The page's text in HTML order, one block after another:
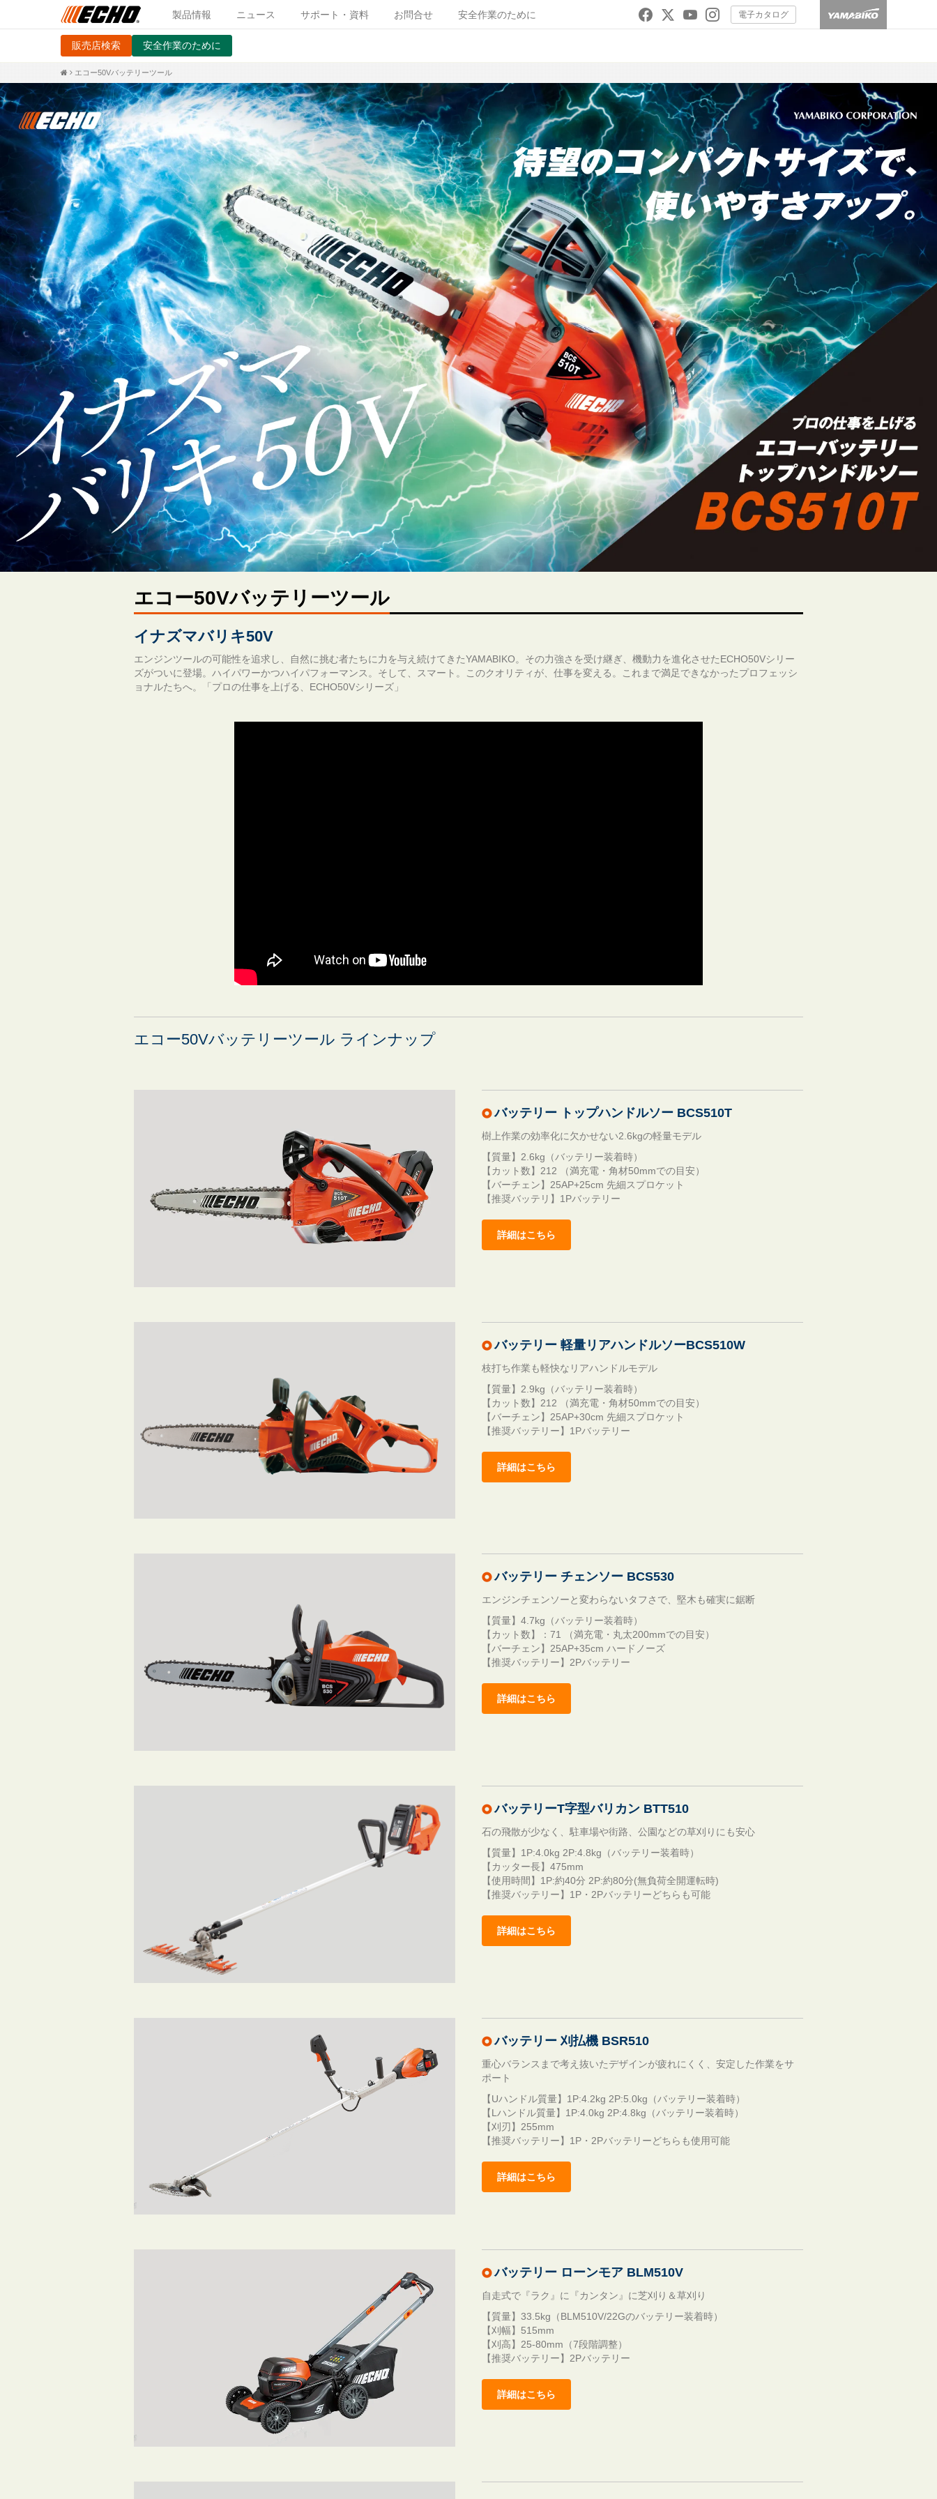
製品情報 ニュース サポート・資料 お問合せ 安全作業のために 電子カタログ
販売店検索 安全作業のために
エコー50Vバッテリーツール
エコー50Vバッテリーツール
イナズマバリキ50V
エンジンツールの可能性を追求し、自然に挑む者たちに力を与え続けてきたYAMABIKO。その力強さを受け継ぎ、機動力を進化させたECHO50Vシリー
ズがついに登場。ハイパワーかつハイパフォーマンス。そして、スマート。このクオリティが、仕事を変える。これまで満足できなかったプロフェッシ
ョナルたちへ。「プロの仕事を上げる、ECHO50Vシリーズ」
エコー50Vバッテリーツール ラインナップ
バッテリー トップハンドルソー BCS510T
樹上作業の効率化に欠かせない2.6kgの軽量モデル
【質量】2.6kg（バッテリー装着時）
【カット数】212 （満充電・角材50mmでの目安）
【バーチェン】25AP+25cm 先細スプロケット
【推奨バッテリ】1Pバッテリー
詳細はこちら
バッテリー 軽量リアハンドルソーBCS510W
枝打ち作業も軽快なリアハンドルモデル
【質量】2.9kg（バッテリー装着時）
【カット数】212 （満充電・角材50mmでの目安）
【バーチェン】25AP+30cm 先細スプロケット
【推奨バッテリー】1Pバッテリー
詳細はこちら
バッテリー チェンソー BCS530
エンジンチェンソーと変わらないタフさで、堅木も確実に鋸断
【質量】4.7kg（バッテリー装着時）
【カット数】：71 （満充電・丸太200mmでの目安）
【バーチェン】25AP+35cm ハードノーズ
【推奨バッテリー】2Pバッテリー
詳細はこちら
バッテリーT字型バリカン BTT510
石の飛散が少なく、駐車場や街路、公園などの草刈りにも安心
【質量】1P:4.0kg 2P:4.8kg（バッテリー装着時）
【カッター長】475mm
【使用時間】1P:約40分 2P:約80分(無負荷全開運転時)
【推奨バッテリー】1P・2Pバッテリーどちらも可能
詳細はこちら
バッテリー 刈払機 BSR510
重心バランスまで考え抜いたデザインが疲れにくく、安定した作業をサ
ポート
【Uハンドル質量】1P:4.2kg 2P:5.0kg（バッテリー装着時）
【Lハンドル質量】1P:4.0kg 2P:4.8kg（バッテリー装着時）
【刈刃】255mm
【推奨バッテリー】1P・2Pバッテリーどちらも使用可能
詳細はこちら
バッテリー ローンモア BLM510V
自走式で『ラク』に『カンタン』に芝刈り＆草刈り
【質量】33.5kg（BLM510V/22Gのバッテリー装着時）
【刈幅】515mm
【刈高】25-80mm（7段階調整）
【推奨バッテリー】2Pバッテリー
詳細はこちら